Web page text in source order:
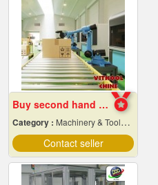
Buy second hand industrial machinery
Category : Machinery & Tools-New
Contact seller